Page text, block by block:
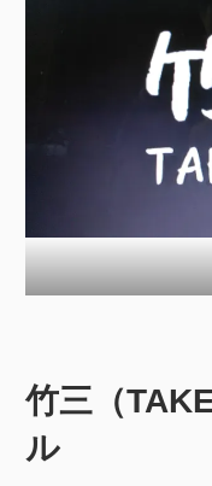
竹三（
ル